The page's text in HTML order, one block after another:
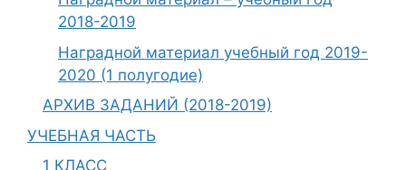
2018-2019
Наградной материал учебный год 2019-
2020 (1 полугодие)
АРХИВ ЗАДАНИЙ (2018-2019)
УЧЕБНАЯ ЧАСТЬ
1 КЛАСС